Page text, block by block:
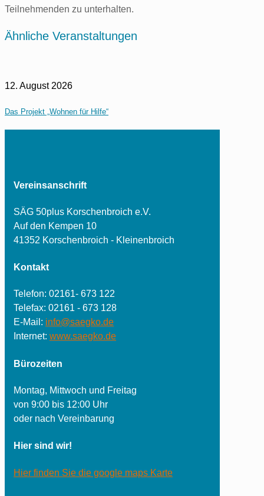
Teilnehmenden zu unterhalten.
Ähnliche Veranstaltungen
12. August 2026
Das Projekt „Wohnen für Hilfe“
Vereinsanschrift
SÄG 50plus Korschenbroich e.V.
Auf den Kempen 10
41352 Korschenbroich - Kleinenbroich
Kontakt
Telefon: 02161- 673 122
Telefax: 02161 - 673 128
E-Mail: info@saegko.de
Internet: www.saegko.de
Bürozeiten
Montag, Mittwoch und Freitag
von 9:00 bis 12:00 Uhr
oder nach Vereinbarung
Hier sind wir!
Hier finden Sie die google maps Karte